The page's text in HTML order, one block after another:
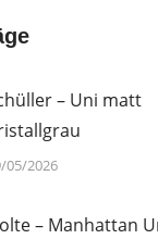
– Uni matt
05/2026
– Manhattan